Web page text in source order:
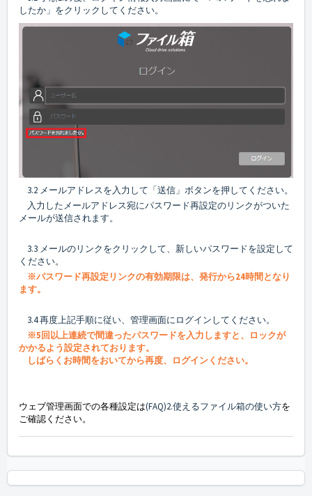
したか」をクリックしてください。
3.2 メールアドレスを入力して「送信」ボタンを押してください。
入力したメールアドレス宛にパスワード再設定のリンクがついた
メールが送信されます。
3.3 メールのリンクをクリックして、新しいパスワードを設定して
ください。
※パスワード再設定リンクの有効期限は、発行から24時間となり
ます。
3.4 再度上記手順に従い、管理画面にログインしてください。
※5回以上連続で間違ったパスワードを入力しますと、ロックが
かかるよう設定されております。
しばらくお時間をおいてから再度、ログインください。
ウェブ管理画面での各種設定は(FAQ)2.使えるファイル箱の使い方を
ご確認ください。